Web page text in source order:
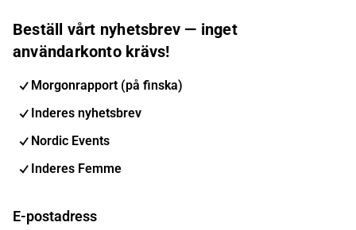
Beställ vårt nyhetsbrev — inget
användarkonto krävs!
Morgonrapport (på finska)
Inderes nyhetsbrev
Nordic Events
Inderes Femme
E-postadress